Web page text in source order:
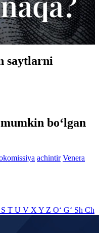
saytlarni
bo‘lgan
achintir Venera
S T U V X Y Z O‘ G‘ Sh Ch